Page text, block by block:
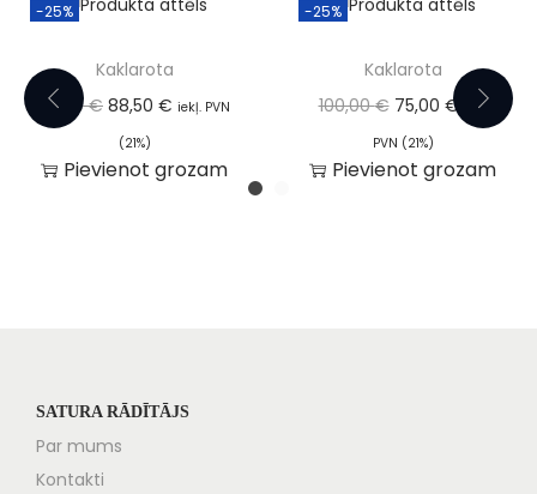
-25%
Kaklarota
118,00€ 88,50 € iekļ. PVN
(21%)
Pievienot grozam
-25%
Kaklarota
100,00€ 75,00 €
iekļ.
PVN (21%)
Pievienot grozam
SATURA RĀDĪTĀJS
Par mums
Kontakti